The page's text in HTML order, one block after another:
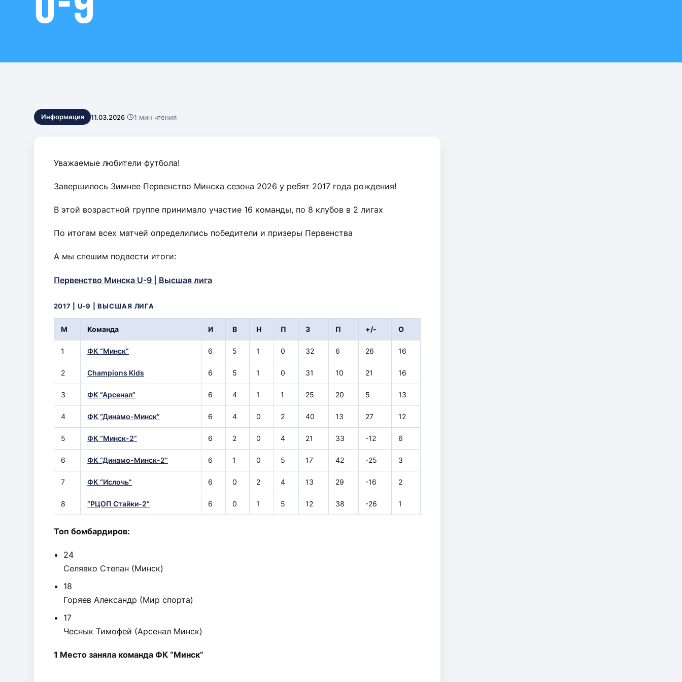
Контакты
Информация 11.03.2026 · 1 мин чтения
Уважаемые любители футбола!
Завершилось Зимнее Первенство Минска сезона 2026 у ребят 2017 года рождения!
В этой возрастной группе принимало участие 16 команды, по 8 клубов в 2 лигах
По итогам всех матчей определились победители и призеры Первенства
А мы спешим подвести итоги:
Первенство Минска U-9 | Высшая лига
2017 | U-9 | ВЫСШАЯ ЛИГА
М Команда И В Н П З П +/- О
1 ФК “Минск” 6 5 1 0 32 6 26 16
2 Champions Kids 6 5 1 0 31 10 21 16
3 ФК “Арсенал” 6 4 1 1 25 20 5 13
4 ФК “Динамо-Минск” 6 4 0 2 40 13 27 12
5 ФК “Минск-2” 6 2 0 4 21 33 -12 6
6 ФК “Динамо-Минск-2” 6 1 0 5 17 42 -25 3
7 ФК “Ислочь” 6 0 2 4 13 29 -16 2
8 “РЦОП Стайки-2” 6 0 1 5 12 38 -26 1
Топ бомбардиров:
24
Селявко Степан (Минск)
18
Горяев Александр (Мир спорта)
17
Чеснык Тимофей (Арсенал Минск)
1 Место заняла команда ФК “Минск”